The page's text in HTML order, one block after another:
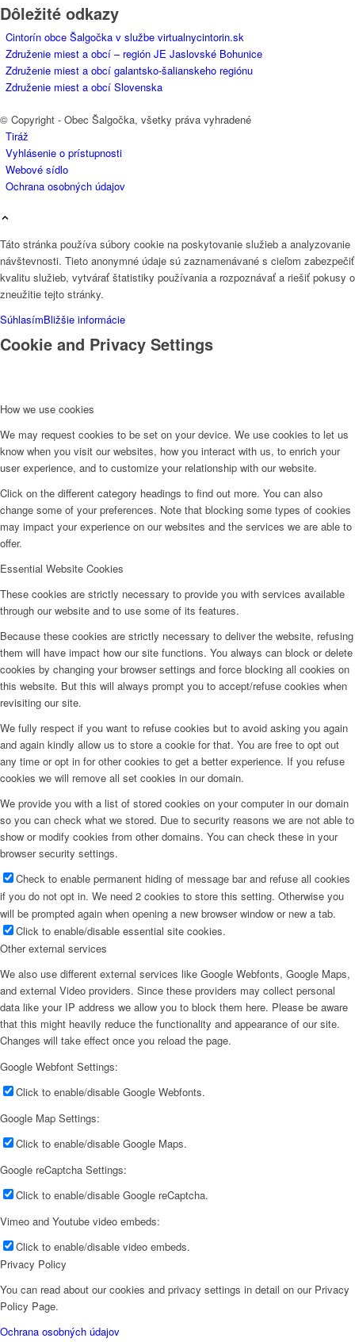
Dôležité odkazy
Cintorín obce Šalgočka v službe virtualnycintorin.sk
Združenie miest a obcí – región JE Jaslovské Bohunice
Združenie miest a obcí galantsko-šalianskeho regiónu
Združenie miest a obcí Slovenska
© Copyright - Obec Šalgočka, všetky práva vyhradené
Tiráž
Vyhlásenie o prístupnosti
Webové sídlo
Ochrana osobných údajov
Táto stránka používa súbory cookie na poskytovanie služieb a analyzovanie
návštevnosti. Tieto anonymné údaje sú zaznamenávané s cieľom zabezpečiť
kvalitu služieb, vytvárať štatistiky používania a rozpoznávať a riešiť pokusy o
zneužitie tejto stránky.
SúhlasímBližšie informácie
Cookie and Privacy Settings
How we use cookies
We may request cookies to be set on your device. We use cookies to let us
know when you visit our websites, how you interact with us, to enrich your
user experience, and to customize your relationship with our website.
Click on the different category headings to find out more. You can also
change some of your preferences. Note that blocking some types of cookies
may impact your experience on our websites and the services we are able to
offer.
Essential Website Cookies
These cookies are strictly necessary to provide you with services available
through our website and to use some of its features.
Because these cookies are strictly necessary to deliver the website, refusing
them will have impact how our site functions. You always can block or delete
cookies by changing your browser settings and force blocking all cookies on
this website. But this will always prompt you to accept/refuse cookies when
revisiting our site.
We fully respect if you want to refuse cookies but to avoid asking you again
and again kindly allow us to store a cookie for that. You are free to opt out
any time or opt in for other cookies to get a better experience. If you refuse
cookies we will remove all set cookies in our domain.
We provide you with a list of stored cookies on your computer in our domain
so you can check what we stored. Due to security reasons we are not able to
show or modify cookies from other domains. You can check these in your
browser security settings.
Check to enable permanent hiding of message bar and refuse all cookies
if you do not opt in. We need 2 cookies to store this setting. Otherwise you
will be prompted again when opening a new browser window or new a tab.
Click to enable/disable essential site cookies.
Other external services
We also use different external services like Google Webfonts, Google Maps,
and external Video providers. Since these providers may collect personal
data like your IP address we allow you to block them here. Please be aware
that this might heavily reduce the functionality and appearance of our site.
Changes will take effect once you reload the page.
Google Webfont Settings:
Click to enable/disable Google Webfonts.
Google Map Settings:
Click to enable/disable Google Maps.
Google reCaptcha Settings:
Click to enable/disable Google reCaptcha.
Vimeo and Youtube video embeds:
Click to enable/disable video embeds.
Privacy Policy
You can read about our cookies and privacy settings in detail on our Privacy
Policy Page.
Ochrana osobných údajov